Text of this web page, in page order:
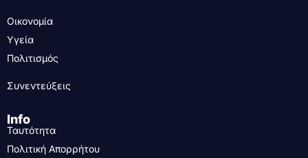
Οικονομία
Υγεία
Πολιτισμός
Συνεντεύξεις
Info
Ταυτότητα
Πολιτική Απορρήτου